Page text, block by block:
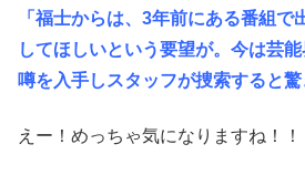
「福士からは、3年前にある番組で
してほしいという要望が。今は芸
噂を入手しスタッフが捜索すると驚
えー！めっちゃ気になりますね！！